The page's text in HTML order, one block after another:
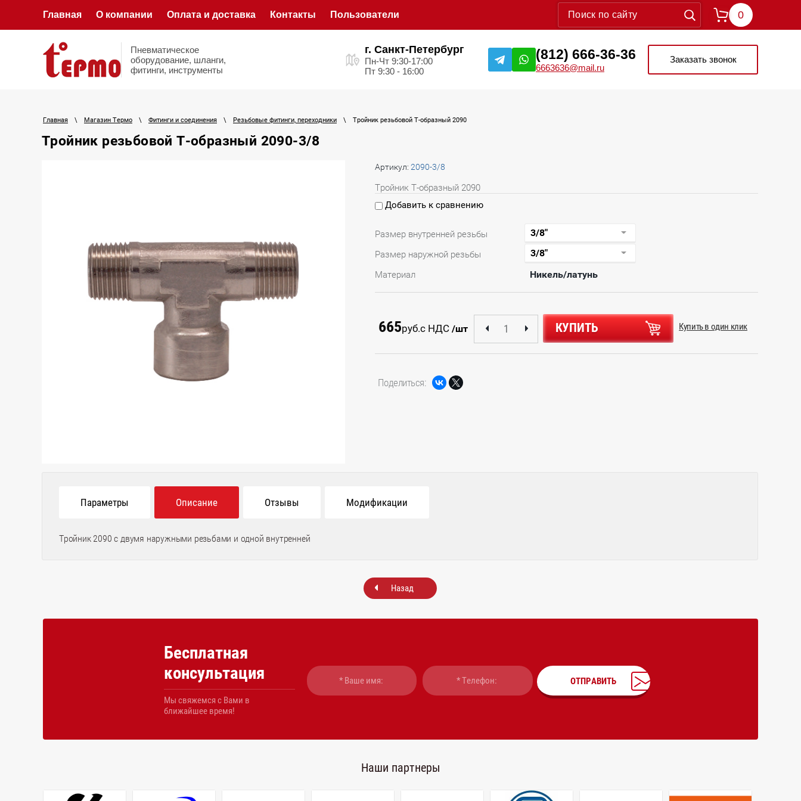
Главная О компании Оплата и доставка Контакты Пользователи 0
Пневматическое
оборудование, шланги,
фитинги, инструменты
г. Санкт-Петербург
Пн-Чт 9:30-17:00
Пт 9:30 - 16:00
(812) 666-36-36
6663636@mail.ru
Заказать звонок
Главная \ Магазин Термо \ Фитинги и соединения \ Резьбовые фитинги, переходники \ Тройник резьбовой Т-образный 2090
Тройник резьбовой Т-образный 2090-3/8
Артикул: 2090-3/8
Тройник Т-образный 2090
Добавить к сравнению
Размер внутренней резьбы
Размер наружной резьбы
Материал
Никель/латунь
665руб.с НДС /шт КУПИТЬ Купить в один клик
Поделиться:
Параметры Описание Отзывы Модификации
Тройник 2090 с двумя наружными резьбами и одной внутренней
Назад
Бесплатная
консультация
Мы свяжемся с Вами в
ближайшее время!
ОТПРАВИТЬ
Наши партнеры